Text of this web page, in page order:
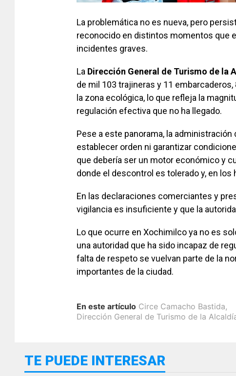
La problemática no es nueva, pero
reconocido en distintos momentos que
incidentes graves.
La Dirección General de Turismo de la
de mil 103 trajineras y 11
la zona ecológica, lo que refleja la
regulación efectiva que no ha llegado.
Pese a este panorama, la
establecer orden ni garantizar
que debería ser un motor económico y
donde el descontrol es tolerado y, en los
En las declaraciones comerciantes y
vigilancia es insuficiente y que la
Lo que ocurre en Xochimilco ya no es
una autoridad que ha sido incapaz de
falta de respeto se vuelvan parte de la
importantes de la ciudad.
En este artículo Circe Camacho Bastida,
Dirección General de Turismo de la
TE PUEDE INTERESAR